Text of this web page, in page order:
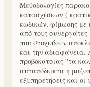
Μεθοδολογίες
κατασχέσεων (
κωδικών, φίμωσης με
από τους συνεργάτες
που στοχεύουν
και την αδιαφάνεια.
προβοκάτσιας ''τα
αυταπόδεικτα η
εξυπηρετήσεις και οι